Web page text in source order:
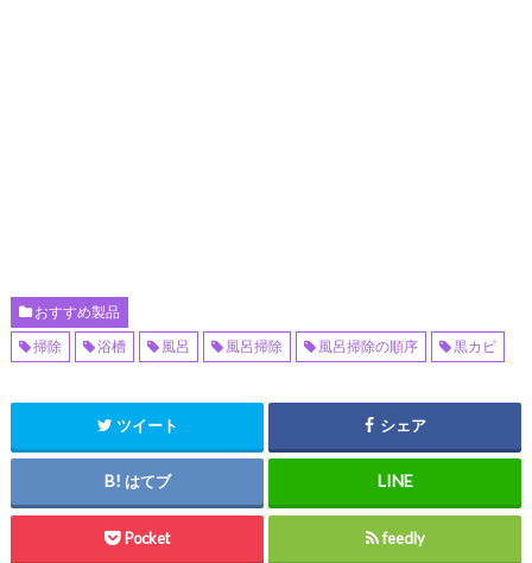
おすすめ製品
掃除
浴槽 風呂 風呂掃除 風呂掃除の順序 黒カビ
ツイート シェア
はてブ
Pocket feedly